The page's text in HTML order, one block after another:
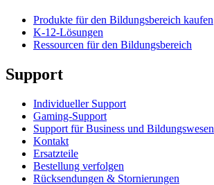
Produkte für den Bildungsbereich kaufen
K-12-Lösungen
Ressourcen für den Bildungsbereich
Support
Individueller Support
Gaming-Support
Support für Business und Bildungswesen
Kontakt
Ersatzteile
Bestellung verfolgen
Rücksendungen & Stornierungen